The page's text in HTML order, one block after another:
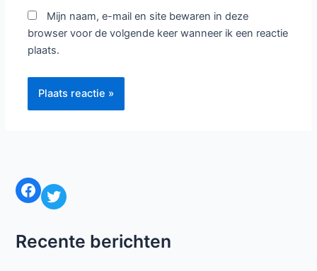
Mijn naam, e-mail en site bewaren in deze
browser voor de volgende keer wanneer ik een reactie
plaats.
Facebook Twitter
Recente berichten